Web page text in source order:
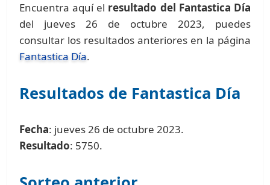
Encuentra aquí el resultado del Fantastica Día
del jueves 26 de octubre 2023, puedes
consultar los resultados anteriores en la página
Fantastica Día.
Resultados de Fantastica Día
Fecha: jueves 26 de octubre 2023.
Resultado: 5750.